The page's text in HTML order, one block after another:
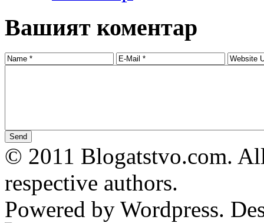
Вашият коментар
© 2011 Blogatstvo.com.
respective authors.
Powered by Wordpress.